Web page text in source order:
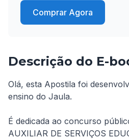
Comprar Agora
Descrição do E-
Olá, esta Apostila foi
ensino do Jaula.
É dedicada ao concurso
AUXILIAR DE SERVIÇOS